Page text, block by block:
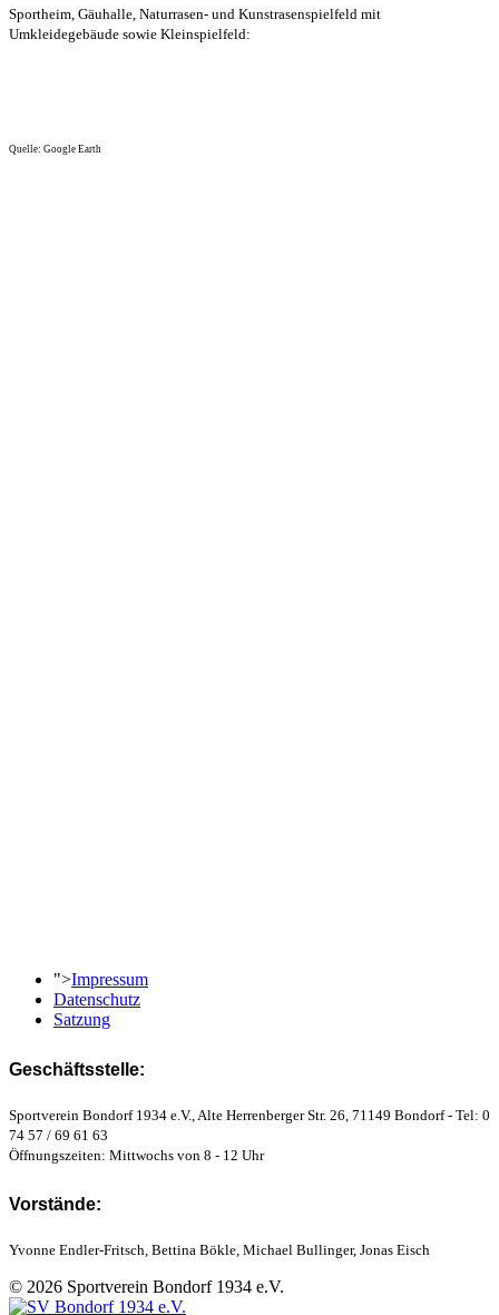
Sportheim, Gäuhalle, Naturrasen- und Kunstrasenspielfeld mit
Umkleidegebäude sowie Kleinspielfeld:
Quelle: Google Earth
">Impressum
Datenschutz
Satzung
Geschäftsstelle:
Sportverein Bondorf 1934 e.V., Alte Herrenberger Str. 26, 71149 Bondorf - Tel: 0
74 57 / 69 61 63
Öffnungszeiten: Mittwochs von 8 - 12 Uhr
Vorstände:
Yvonne Endler-Fritsch, Bettina Bökle, Michael Bullinger, Jonas Eisch
© 2026 Sportverein Bondorf 1934 e.V.